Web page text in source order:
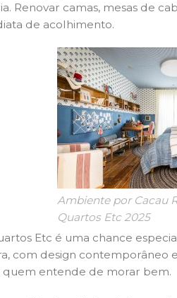
Renovar camas, mesas de
de acolhimento.
Ambiente por Cacau
Quartos Etc 2025
Etc é uma chance
com design
entende de morar bem.